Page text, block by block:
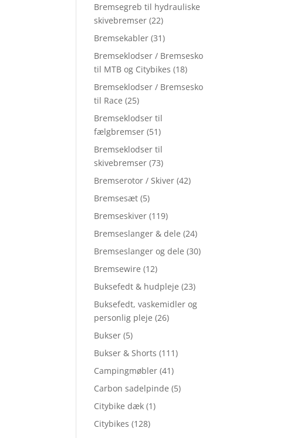
Bremsegreb til hydrauliske
skivebremser (22)
Bremsekabler (31)
Bremseklodser / Bremsesko
til MTB og Citybikes (18)
Bremseklodser / Bremsesko
til Race (25)
Bremseklodser til
fælgbremser (51)
Bremseklodser til
skivebremser (73)
Bremserotor / Skiver (42)
Bremsesæt (5)
Bremseskiver (119)
Bremseslanger & dele (24)
Bremseslanger og dele (30)
Bremsewire (12)
Buksefedt & hudpleje (23)
Buksefedt, vaskemidler og
personlig pleje (26)
Bukser (5)
Bukser & Shorts (111)
Campingmøbler (41)
Carbon sadelpinde (5)
Citybike dæk (1)
Citybikes (128)